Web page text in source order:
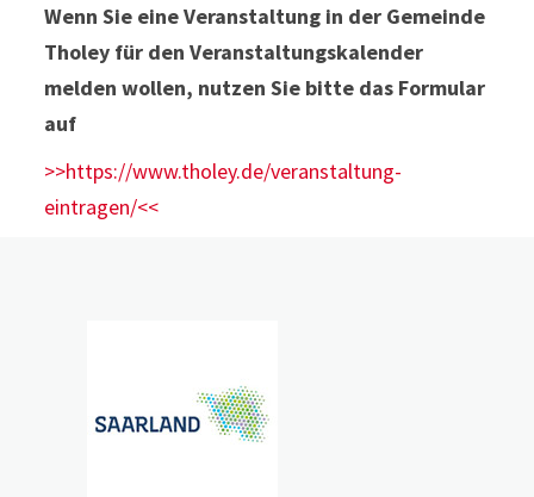
Wenn Sie eine Veranstaltung in der Gemeinde
Tholey für den Veranstaltungskalender
melden wollen, nutzen Sie bitte das Formular
auf
>>https://www.tholey.de/veranstaltung-
eintragen/<<